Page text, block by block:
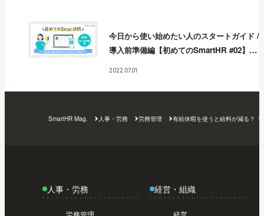
日から使い始めたい人のスタートガイド /
トライアル編【初めてのSmartHR #01】 今
日から使い始めたい人のスタートガイド /
トライアル編【初めてのSmartHR #01】
今日から使い始めたい人のスタートガイド /
導入前準備編【初めてのSmartHR #02】 今
日から使い始めたい人のスタートガイド /
日から使い始めたい人のスタートガイド /
導入前準備編【初めてのSmartHR #02】
2022.07.01
SmartHR Mag. 人事・労務 労務管理 有給休暇を使うと給料が減る？
人事・労務 経営・組織